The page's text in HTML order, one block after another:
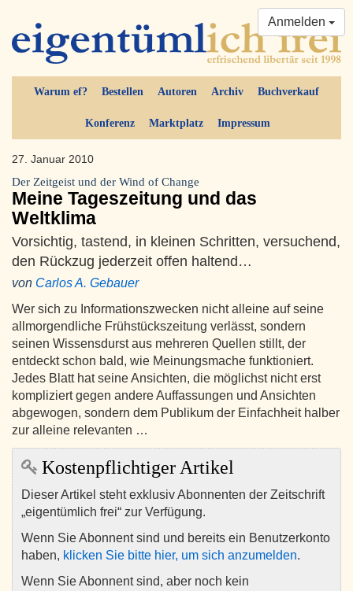
Warum ef? Bestellen Autoren Archiv Buchverkauf
Konferenz Marktplatz Impressum
Anmelden
27. Januar 2010
Der Zeitgeist und der Wind of Change
Meine Tageszeitung und das
Weltklima
Vorsichtig, tastend, in kleinen Schritten, versuchend,
den Rückzug jederzeit offen haltend…
von Carlos A. Gebauer
Wer sich zu Informationszwecken nicht alleine auf seine
allmorgendliche Frühstückszeitung verlässt, sondern
seinen Wissensdurst aus mehreren Quellen stillt, der
entdeckt schon bald, wie Meinungsmache funktioniert.
Jedes Blatt hat seine Ansichten, die möglichst nicht erst
kompliziert gegen andere Auffassungen und Ansichten
abgewogen, sondern dem Publikum der Einfachheit halber
zur alleine relevanten …
Kostenpflichtiger Artikel
Dieser Artikel steht exklusiv Abonnenten der Zeitschrift
„eigentümlich frei“ zur Verfügung.
Wenn Sie Abonnent sind und bereits ein Benutzerkonto
haben, klicken Sie bitte hier, um sich anzumelden.
Wenn Sie Abonnent sind, aber noch kein